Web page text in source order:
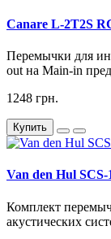
Canare L-2T2S
Перемычки для
out на Main-in
1248 грн.
Купить
Van den Hul
Комплект
акустических